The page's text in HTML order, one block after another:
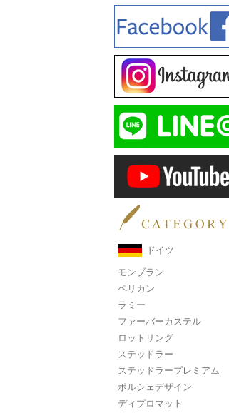
ドイツ
モンブラン
ペリカン
ラミー
ファーバーカステル
ロットリング
ステッドラー
ステッドラープレミアム
ポルシェデザイン
ディプロマット